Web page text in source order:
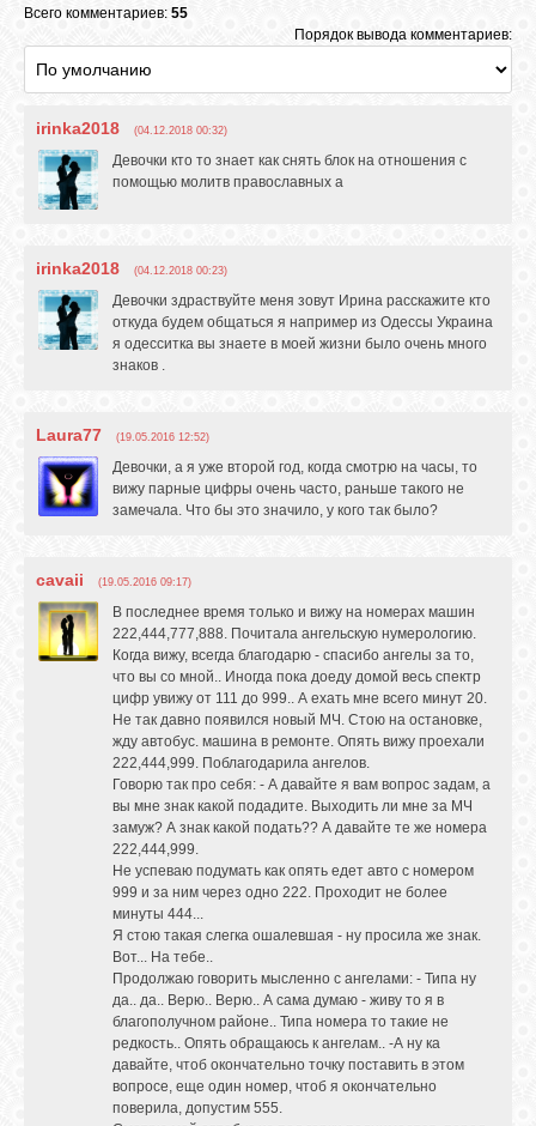
Всего комментариев: 55
Порядок вывода комментариев:
irinka2018 (04.12.2018 00:32)
Девочки кто то знает как снять блок на отношения с
помощью молитв православных а
irinka2018 (04.12.2018 00:23)
Девочки здраствуйте меня зовут Ирина расскажите кто
откуда будем общаться я например из Одессы Украина
я одесситка вы знаете в моей жизни было очень много
знаков .
Laura77 (19.05.2016 12:52)
Девочки, а я уже второй год, когда смотрю на часы, то
вижу парные цифры очень часто, раньше такого не
замечала. Что бы это значило, у кого так было?
cavaii (19.05.2016 09:17)
В последнее время только и вижу на номерах машин
222,444,777,888. Почитала ангельскую нумерологию.
Когда вижу, всегда благодарю - спасибо ангелы за то,
что вы со мной.. Иногда пока доеду домой весь спектр
цифр увижу от 111 до 999.. А ехать мне всего минут 20.
Не так давно появился новый МЧ. Стою на остановке,
жду автобус. машина в ремонте. Опять вижу проехали
222,444,999. Поблагодарила ангелов.
Говорю так про себя: - А давайте я вам вопрос задам, а
вы мне знак какой подадите. Выходить ли мне за МЧ
замуж? А знак какой подать?? А давайте те же номера
222,444,999.
Не успеваю подумать как опять едет авто с номером
999 и за ним через одно 222. Проходит не более
минуты 444...
Я стою такая слегка ошалевшая - ну просила же знак.
Вот... На тебе..
Продолжаю говорить мысленно с ангелами: - Типа ну
да.. да.. Верю.. Верю.. А сама думаю - живу то я в
благополучном районе.. Типа номера то такие не
редкость.. Опять обращаюсь к ангелам.. -А ну ка
давайте, чтоб окончательно точку поставить в этом
вопросе, еще один номер, чтоб я окончательно
поверила, допустим 555.